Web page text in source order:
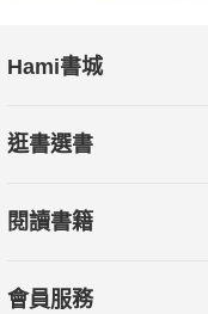
Hami書城
逛書選書
閱讀書籍
會員服務